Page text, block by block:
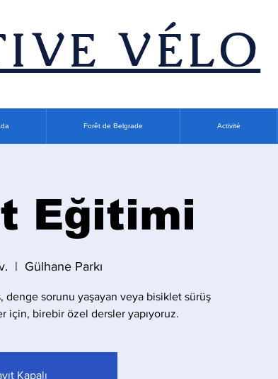
VÉLO
Forêt de Belgrade Activité
Eğitimi
  |
Gülhane Parkı
sorunu yaşayan veya bisiklet sürüş
için, birebir özel dersler yapıyoruz.
Kapalı